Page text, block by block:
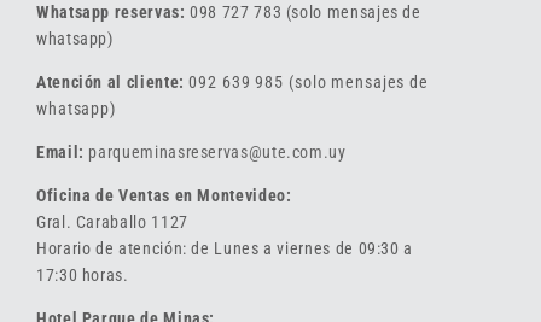
Whatsapp reservas: 098 727 783 (solo mensajes de
whatsapp)
Atención al cliente:092 639 985 (solo mensajes de
whatsapp)
Email: parqueminasreservas@ute.com.uy
Oficina de Ventas en Montevideo:
Gral. Caraballo 1127
Horario de atención: de Lunes a viernes de 09:30 a
17:30 horas.
Hotel Parque de Minas: